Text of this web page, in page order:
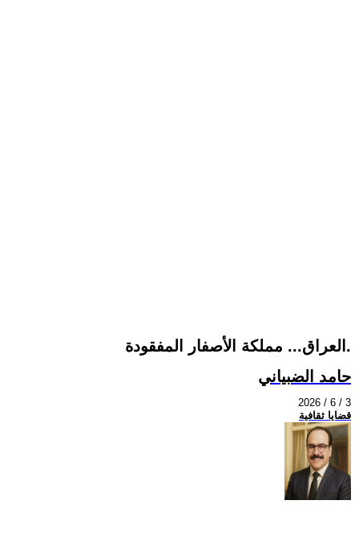
العراق... مملكة الأصفار المفقودة.
حامد الضبياني
2026 / 6 / 3
قضايا ثقافية